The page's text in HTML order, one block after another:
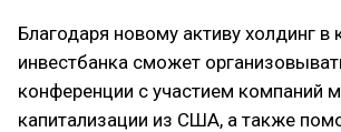
Благодаря новому активу холдинг в
инвестбанка сможет
конференции с участием компаний
капитализации из США, а также